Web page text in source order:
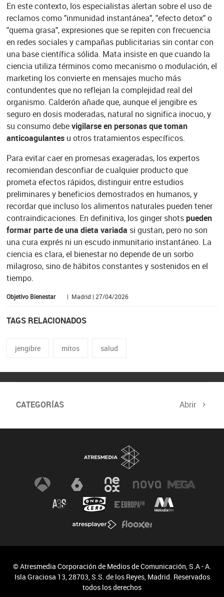
En este contexto, los especialistas alertan sobre el uso de
reclamos como "inmunidad instantánea", "efecto detox" o
"quema grasa", expresiones que se repiten con frecuencia
en redes sociales y campañas publicitarias sin contar con
una base científica sólida. Mata insiste en que cuando la
ciencia utiliza términos como mecanismo o modulación, el
marketing los convierte en mensajes mucho más
contundentes que no reflejan la complejidad real del
organismo. Calderón añade que, aunque el jengibre es
seguro en dosis moderadas, natural no significa inocuo, y
su consumo debevigilarse en personas que toman
anticoagulantesu otros tratamientos específicos.
Para evitar caer en promesas exageradas, los expertos
recomiendan desconfiar de cualquier producto que
prometa efectos rápidos, distinguir entre estudios
preliminares y beneficios demostrados en humanos, y
recordar que incluso los alimentos naturales pueden tener
contraindicaciones. En definitiva, los ginger shotspueden
formar parte de una dieta variada si gustan, pero no son
una cura exprés ni un escudo inmunitario instantáneo. La
ciencia es clara, el bienestar no depende de un sorbo
milagroso, sino de hábitos constantes y sostenidos en el
tiempo.
Objetivo Bienestar | Madrid | 27/04/2026
TAGS RELACIONADOS
jengibre mitos salud
CATEGORÍAS Abrir
© Atresmedia Corporación de Medios de Comunicación, S.A - A.
Isla Graciosa 13, 28703, S.S. de los Reyes, Madrid. Reservados
todos los derechos